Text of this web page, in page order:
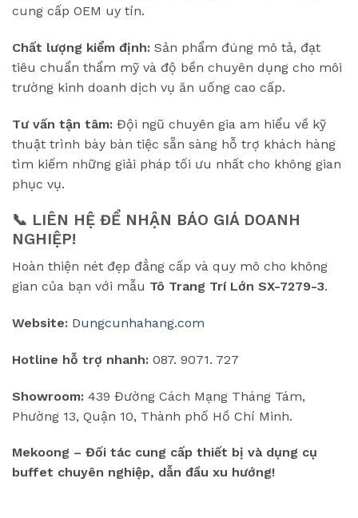
cung cấp OEM uy tín.
Chất lượng kiểm định: Sản phẩm đúng mô tả, đạt
tiêu chuẩn thẩm mỹ và độ bền chuyên dụng cho môi
trường kinh doanh dịch vụ ăn uống cao cấp.
Tư vấn tận tâm: Đội ngũ chuyên gia am hiểu về kỹ
thuật trình bày bàn tiệc sẵn sàng hỗ trợ khách hàng
tìm kiếm những giải pháp tối ưu nhất cho không gian
phục vụ.
📞 LIÊN HỆ ĐỂ NHẬN BÁO GIÁ DOANH
NGHIỆP!
Hoàn thiện nét đẹp đẳng cấp và quy mô cho không
gian của bạn với mẫu Tô Trang Trí Lớn SX-7279-3.
Website: Dungcunhahang.com
Hotline hỗ trợ nhanh: 087. 9071. 727
Showroom: 439 Đường Cách Mạng Tháng Tám,
Phường 13, Quận 10, Thành phố Hồ Chí Minh.
Mekoong – Đối tác cung cấp thiết bị và dụng cụ
buffet chuyên nghiệp, dẫn đầu xu hướng!